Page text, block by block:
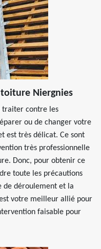
Niergnies
traiter contre les
ou de changer votre
est très délicat. Ce sont
très professionnelle
Donc, pour obtenir ce
toute les précautions
de déroulement et la
votre meilleur allié pour
faisable pour